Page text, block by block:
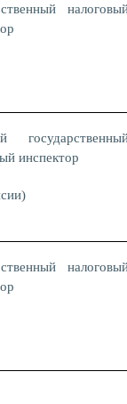
инспектор